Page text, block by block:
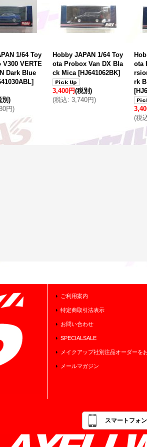
1/64 Toy
VERTE
Dark Blue
]
別)
円)
Hobby JAPAN 1/64 Toy
ota Probox Van DX Bla
ck Mica [HJ641062BK]
3,400円(税別)
(税込: 3,740円)
ota
rk
[
(税
ご利用案内
特定商取引法表示
お問い合わせ
SPECIALSALE
メイクアップ社別注品オーダーを
メールマガジン
スマートフォ